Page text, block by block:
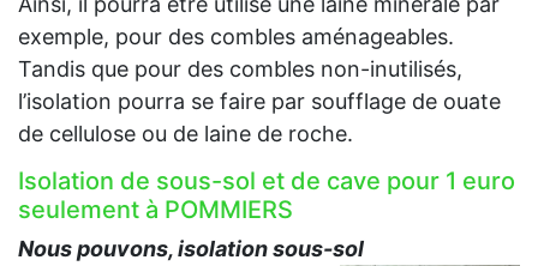
exemple, pour des combles aménageables.
Tandis que pour des combles non-inutilisés,
l’isolation pourra se faire par soufflage de ouate
de cellulose ou de laine de roche.
Isolation de sous-sol et de cave pour 1 euro
seulement à POMMIERS
Nous pouvons, isolation sous-sol